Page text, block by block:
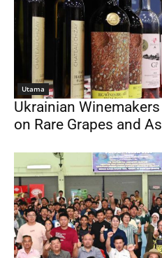
Utama
Ukrainian
on Rare Grapes and